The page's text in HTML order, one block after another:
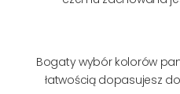
Bogaty wybór kolorów
łatwością dopasujesz